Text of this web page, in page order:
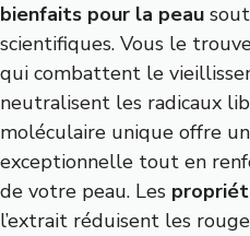
bienfaits pour la peau
scientifiques. Vous le
qui combattent le
neutralisent les radicaux
moléculaire unique offre
exceptionnelle tout en
de votre peau. Les
l’extrait réduisent les